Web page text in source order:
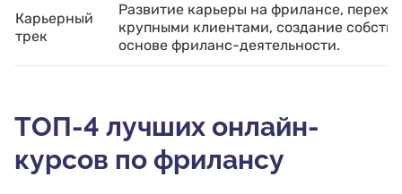
Карьерный
трек
Развитие карьеры на фрилансе,
крупными клиентами, создание
основе фриланс-деятельности.
ТОП-4 лучших онлайн-
курсов по фрилансу